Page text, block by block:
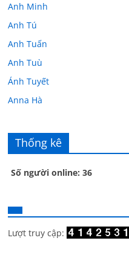
Anh Minh
Anh Tú
Anh Tuấn
Anh Tuù
Ánh Tuyết
Anna Hà
Âu Tú Vân
Bác sĩ Hoa
Bác sĩ Stephen Mak
Bác Đạt
Bạch Cúc
Thống kê
Số người online: 36
Lượt truy cập: